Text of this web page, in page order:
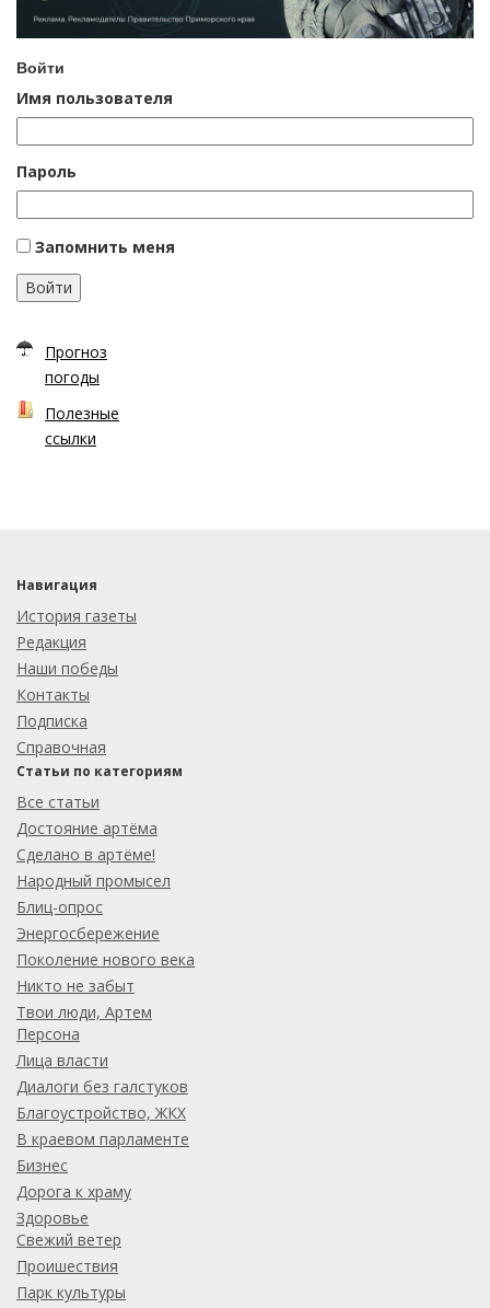
Войти
Имя пользователя
Пароль
Запомнить меня
Войти
Прогноз
погоды
Полезные
ссылки
Навигация
История газеты
Редакция
Наши победы
Контакты
Подписка
Справочная
Статьи по категориям
Все статьи
Достояние артёма
Сделано в артёме!
Народный промысел
Блиц-опрос
Энергосбережение
Поколение нового века
Никто не забыт
Твои люди, Артем
Персона
Лица власти
Диалоги без галстуков
Благоустройство, ЖКХ
В краевом парламенте
Бизнес
Дорога к храму
Здоровье
Свежий ветер
Проишествия
Парк культуры